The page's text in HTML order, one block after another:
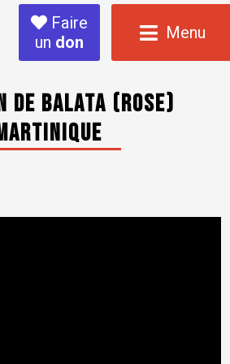
Faire
un don Menu
de Balata (rose)